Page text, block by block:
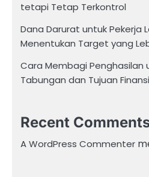
tetapi Tetap Terkontrol
Dana Darurat untuk Pekerja
Menentukan Target yang
Cara Membagi Penghasilan
Tabungan dan Tujuan
Recent
A WordPress Commenter